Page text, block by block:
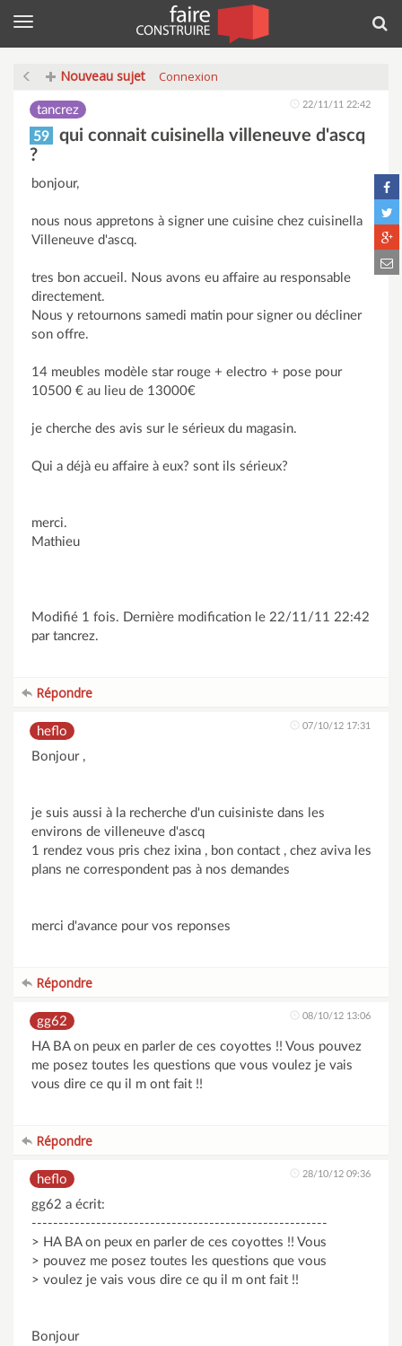
Menu
Nouveau sujet Connexion
tancrez 22/11/11 22:42
59
qui connait cuisinella villeneuve d'ascq
?
bonjour,
nous nous appretons à signer une cuisine chez cuisinella
Villeneuve d'ascq.
tres bon accueil. Nous avons eu affaire au responsable
directement.
Nous y retournons samedi matin pour signer ou décliner
son offre.
14 meubles modèle star rouge + electro + pose pour
10500 € au lieu de 13000€
je cherche des avis sur le sérieux du magasin.
Qui a déjà eu affaire à eux? sont ils sérieux?
merci.
Mathieu
Modifié 1 fois. Dernière modification le 22/11/11 22:42
par tancrez.
Répondre
heflo 07/10/12 17:31
Bonjour ,
je suis aussi à la recherche d'un cuisiniste dans les
environs de villeneuve d'ascq
1 rendez vous pris chez ixina , bon contact , chez aviva les
plans ne correspondent pas à nos demandes
merci d'avance pour vos reponses
Répondre
gg62 08/10/12 13:06
HA BA on peux en parler de ces coyottes !! Vous pouvez
me posez toutes les questions que vous voulez je vais
vous dire ce qu il m ont fait !!
Répondre
heflo 28/10/12 09:36
gg62 a écrit:
-------------------------------------------------------
> HA BA on peux en parler de ces coyottes !! Vous
> pouvez me posez toutes les questions que vous
> voulez je vais vous dire ce qu il m ont fait !!
Bonjour